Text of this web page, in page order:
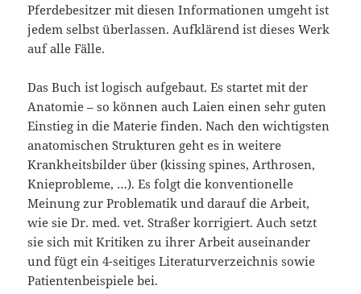
Pferdebesitzer mit diesen Informationen umgeht ist
jedem selbst überlassen. Aufklärend ist dieses Werk
auf alle Fälle.
Das Buch ist logisch aufgebaut. Es startet mit der
Anatomie – so können auch Laien einen sehr guten
Einstieg in die Materie finden. Nach den wichtigsten
anatomischen Strukturen geht es in weitere
Krankheitsbilder über (kissing spines, Arthrosen,
Knieprobleme, …). Es folgt die konventionelle
Meinung zur Problematik und darauf die Arbeit,
wie sie Dr. med. vet. Straßer korrigiert. Auch setzt
sie sich mit Kritiken zu ihrer Arbeit auseinander
und fügt ein 4-seitiges Literaturverzeichnis sowie
Patientenbeispiele bei.